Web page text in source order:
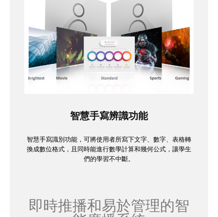
智慧手寫辨識功能
智慧手寫識別功能，可將使用者所寫下文字、數字、表格轉
換成數位格式，且同時能進行數學計算和幾何公式，讓學生
們的學習不中斷。
即時推播和易於管理的智